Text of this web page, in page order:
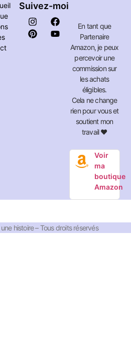
Suivez-moi
En tant que
Partenaire
Amazon, je peux
percevoir une
commission sur
les achats
éligibles.
Cela ne change
rien pour vous et
soutient mon
travail ❤️
Voir
ma
boutique
Amazon
histoire – Tous droits réservés